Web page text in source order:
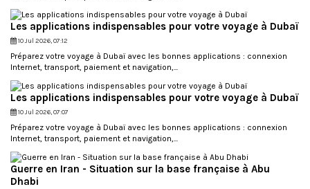
Les applications indispensables pour votre voyage à Dubaï
10 Jul 2026, 07:12
Préparez votre voyage à Dubaï avec les bonnes applications : connexion
Internet, transport, paiement et navigation,...
Les applications indispensables pour votre voyage à Dubaï
10 Jul 2026, 07:07
Préparez votre voyage à Dubaï avec les bonnes applications : connexion
Internet, transport, paiement et navigation,...
Guerre en Iran - Situation sur la base française à Abu
Dhabi